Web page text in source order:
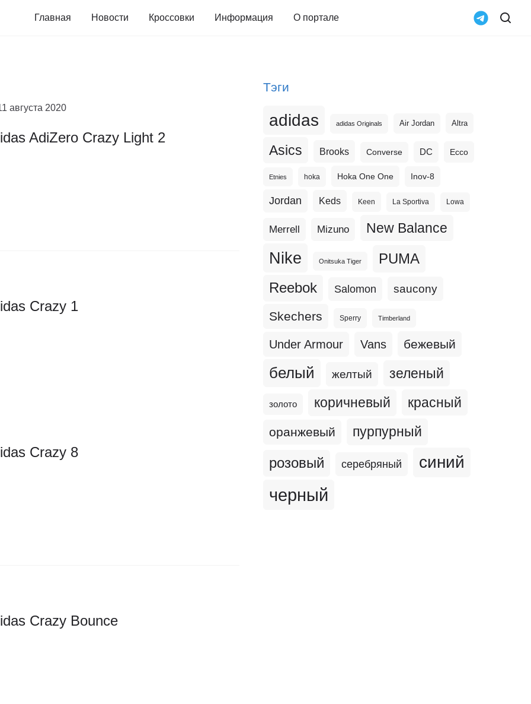
Главная Новости Кроссовки Информация О портале
августа 2020
AdiZero Crazy Light 2
Crazy 1
Crazy 8
Crazy Bounce
Тэги
adidas adidas Originals Air Jordan Altra
Asics Brooks Converse DC Ecco
Etnies hoka Hoka One One Inov-8
Jordan Keds Keen La Sportiva Lowa
Merrell Mizuno New Balance
Nike Onitsuka Tiger PUMA
Reebok Salomon saucony
Skechers Sperry Timberland
Under Armour Vans бежевый
белый желтый зеленый
золото коричневый красный
оранжевый пурпурный
розовый серебряный синий
черный